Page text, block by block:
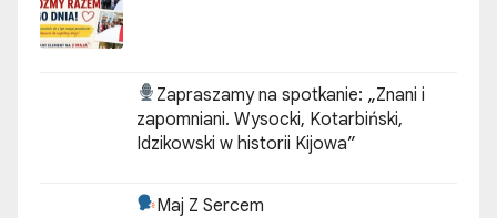
Zapraszamy na spotkanie: „Znani i
zapomniani. Wysocki, Kotarbiński,
Idzikowski w historii Kijowa”
Maj Z Sercem